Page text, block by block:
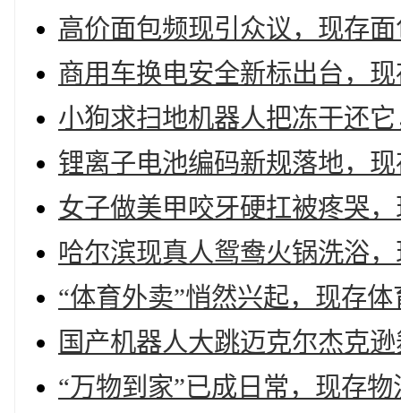
高价面包频现引众议，现存
商用车换电安全新标出台，
小狗求扫地机器人把冻干还
锂离子电池编码新规落地，
女子做美甲咬牙硬扛被疼哭
哈尔滨现真人鸳鸯火锅洗浴
“体育外卖”悄然兴起，现存
国产机器人大跳迈克尔杰克
“万物到家”已成日常，现存